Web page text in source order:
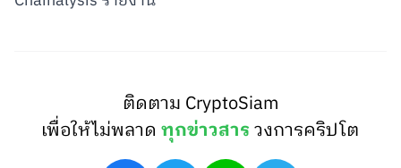
ติดตาม CryptoSiam
เพื่อให้ไม่พลาดทุกข่าวสารวงการคริปโต